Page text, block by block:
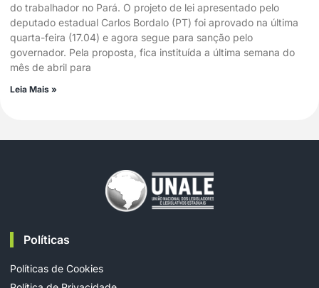
do trabalhador no Pará. O projeto de lei apresentado pelo
deputado estadual Carlos Bordalo (PT) foi aprovado na última
quarta-feira (17.04) e agora segue para sanção pelo
governador. Pela proposta, fica instituída a última semana do
mês de abril para
Leia Mais »
Políticas
Políticas de Cookies